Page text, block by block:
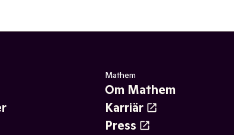
Mathem
Om Mathem
Karriär
Press